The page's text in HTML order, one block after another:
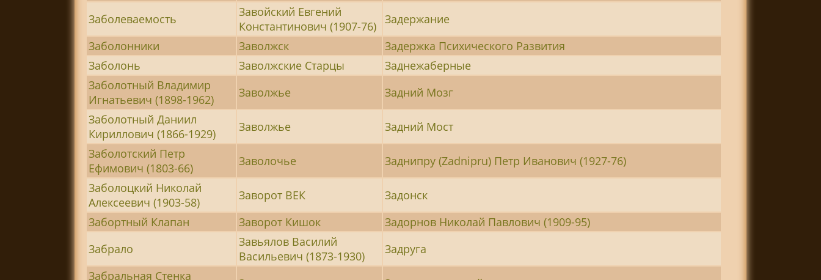
Заболеваемость
Завойский Евгений
Константинович (1907-76) Задержание
Заболонники
Заволжск
Задержка Психического Развития
Заболонь
Заволжские Старцы
Заднежаберные
Заболотный Владимир
Игнатьевич (1898-1962)
Заволжье
Задний Мозг
Заболотный Даниил
Кириллович (1866-1929)
Заволжье
Задний Мост
Заболотский Петр
Ефимович (1803-66)
Заволочье
Заднипру (Zadnipru) Петр Иванович (1927-76)
Заболоцкий Николай
Алексеевич (1903-58)
Заворот ВЕК
Задонск
Забортный Клапан
Заворот Кишок
Задорнов Николай Павлович (1909-95)
Забрало
Завьялов Василий
Васильевич (1873-1930)
Задруга
Забральная Стенка